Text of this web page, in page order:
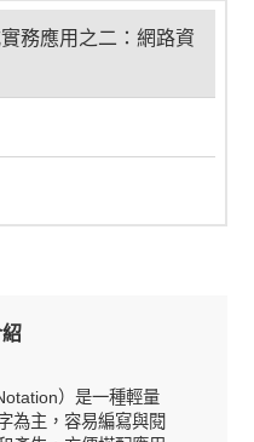
務應用之二：網路資
）是一種輕量
為主，容易編寫與閱